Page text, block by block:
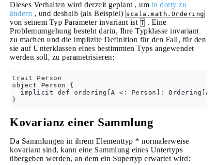
Dieses Verhalten wird derzeit geplant , um in dotty zu
ändern , und deshalb (als Beispiel) scala.math.Ordering
von seinem Typ Parameter invariant ist T . Eine
Problemumgehung besteht darin, Ihre Typklasse invariant
zu machen und die implizite Definition für den Fall, für den
sie auf Unterklassen eines bestimmten Typs angewendet
werden soll, zu parametrisieren:
trait Person
object Person {
implicit def ordering[A <: Person]: Ordering[A]
Kovarianz einer Sammlung
Da Sammlungen in ihrem Elementtyp * normalerweise
kovariant sind, kann eine Sammlung eines Untertyps
übergeben werden, an dem ein Supertyp erwartet wird: